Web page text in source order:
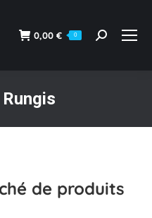
0,00 € 0
Recherche
de produits